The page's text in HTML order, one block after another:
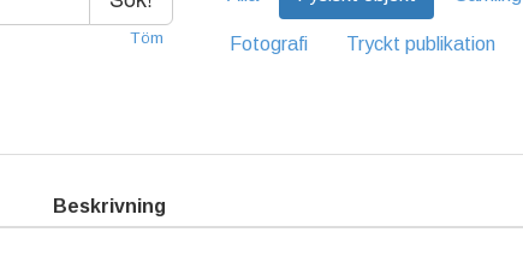
Töm Fotografi Tryckt publikation
Beskrivning